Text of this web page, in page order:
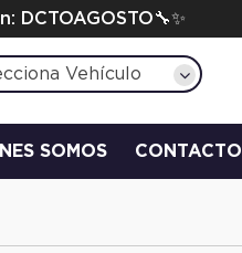
DCTOAGOSTO🔧✨
Vehículo
SOMOS CONTACTO